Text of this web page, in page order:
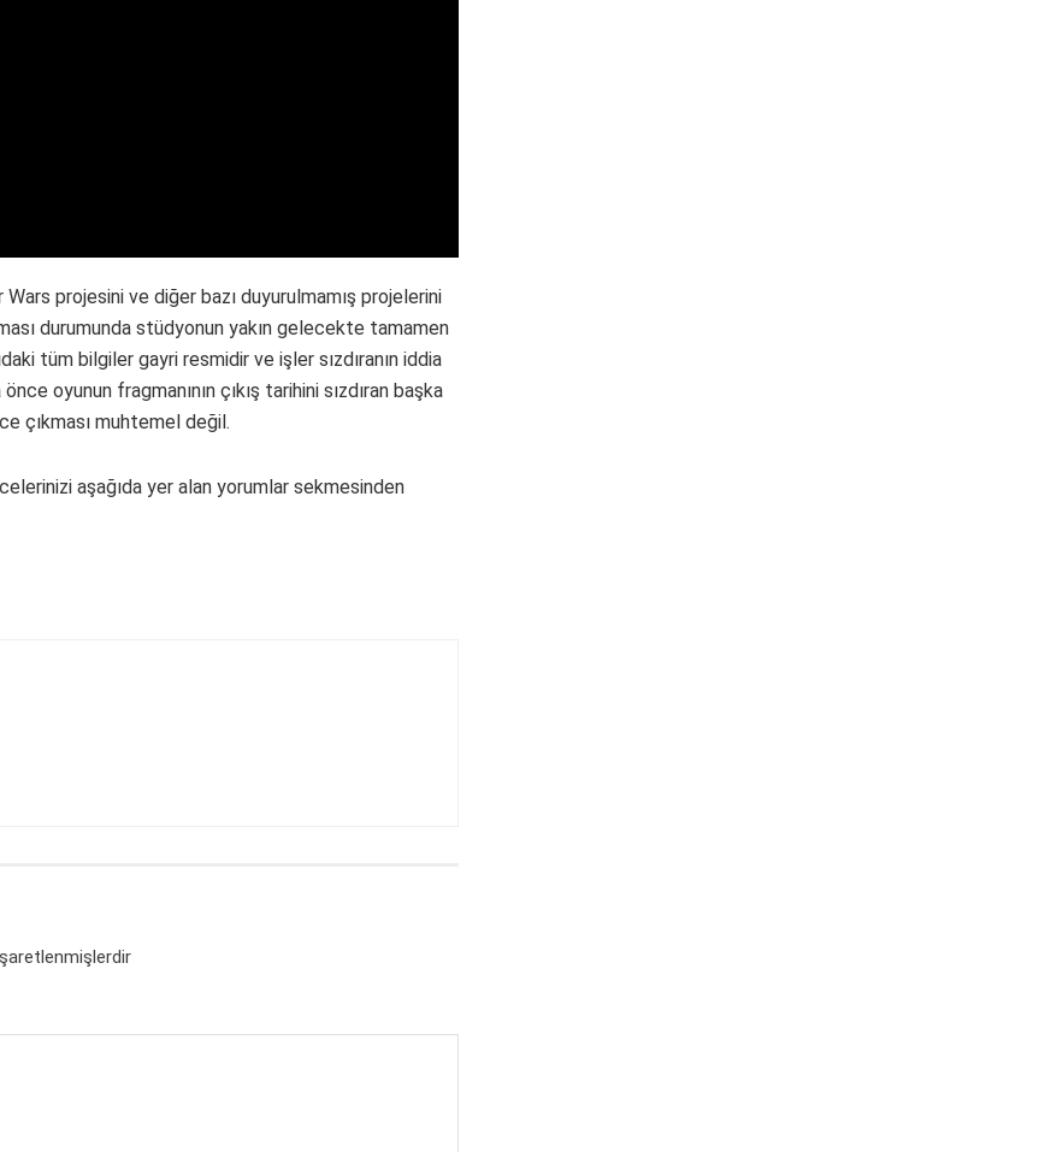
projesini ve diğer bazı duyurulmamış projelerini
durumunda stüdyonun yakın gelecekte tamamen
tüm bilgiler gayri resmidir ve işler sızdıranın iddia
oyunun fragmanının çıkış tarihini sızdıran başka
çıkması muhtemel değil.
aşağıda yer alan yorumlar sekmesinden